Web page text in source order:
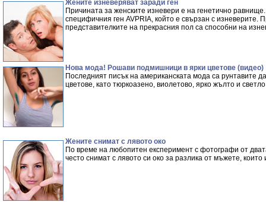
Жените изневеряват заради ген
Причината за женските изневери е на генетично
специфичния ген AVPRIA, който е свързан с
представителките на прекрасния пол са способни на
Нова мода! Рошави подмишници в ярки цветове (видео)
Последният писък на американската мода са рунтавите
цветове, като тюркоазено, виолетово, ярко жълто и
Жените снимат с лявото око
По време на любопитен експеримент с фотографи от
често снимат с лявото си око за разлика от мъжете,